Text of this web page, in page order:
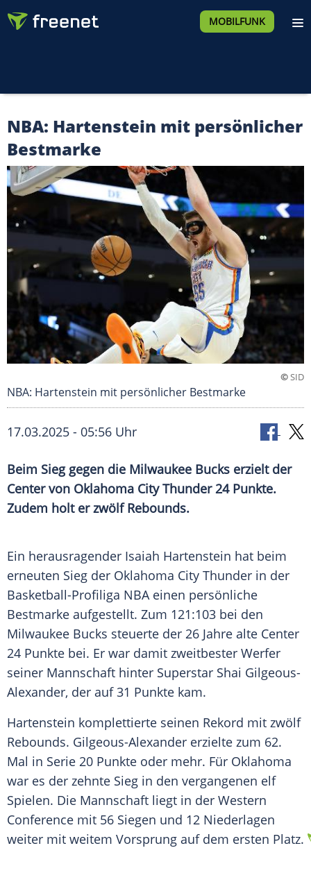
MOBILFUNK
NBA: Hartenstein mit persönlicher
Bestmarke
©SID
NBA: Hartenstein mit persönlicher Bestmarke
17.03.2025 - 05:56 Uhr
Beim Sieg gegen die Milwaukee Bucks erzielt der
Center von Oklahoma City Thunder 24 Punkte.
Zudem holt er zwölf Rebounds.
Ein herausragender Isaiah Hartenstein hat beim
erneuten Sieg der Oklahoma City Thunder in der
Basketball-Profiliga NBAeinen persönliche
Bestmarke aufgestellt. Zum 121:103 bei den
Milwaukee Bucks steuerte der 26 Jahre alte Center
24 Punkte bei. Er war damit zweitbester Werfer
seiner Mannschaft hinter Superstar Shai Gilgeous-
Alexander, der auf 31 Punkte kam.
Hartenstein komplettierte seinen Rekord mit zwölf
Rebounds. Gilgeous-Alexander erzielte zum 62.
Mal in Serie 20 Punkte oder mehr. Für Oklahoma
war es der zehnte Sieg in den vergangenen elf
Spielen. Die Mannschaft liegt in der Western
Conference mit 56 Siegen und 12 Niederlagen
weiter mit weitem Vorsprung auf dem ersten Platz.